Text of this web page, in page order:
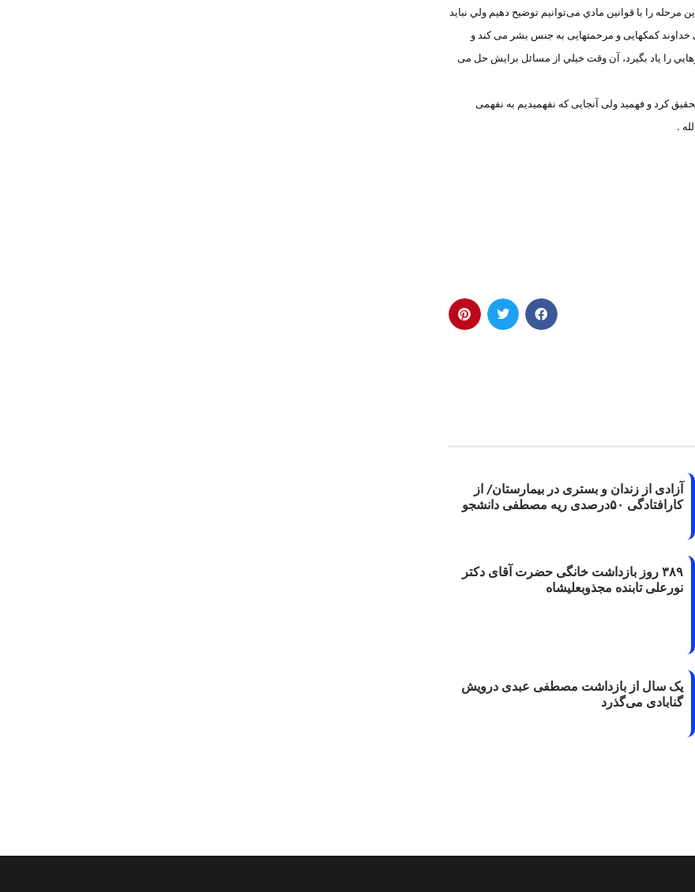
را با قوانین مادي می‌توانیم توضيح دهيم ولي نبايد
خداوند کمکهایی و مرحمتهایی به جنس بشر می کند و
را یاد بگیرد، آن وقت خيلي از مسائل برايش حل می
کرد و فهمید ولی آنجایی که نفهمیدیم به نفهمی
.
آزادی از زندان و بستری در بیمارستان/ از
کارافتادگی ۵۰درصدی ریه مصطفی دانشجو
۳۸۹ روز بازداشت خانگی حضرت آقای دکتر
نورعلی تابنده مجذوبعلیشاه
یک سال از بازداشت مصطفی عبدی درویش
گنابادی می‌گذرد